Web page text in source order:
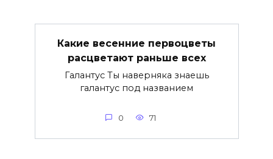
Какие весенние первоцветы
расцветают раньше всех
Галантус Ты наверняка знаешь
галантус под названием
0 71